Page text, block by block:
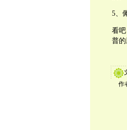
5、
看
普
作